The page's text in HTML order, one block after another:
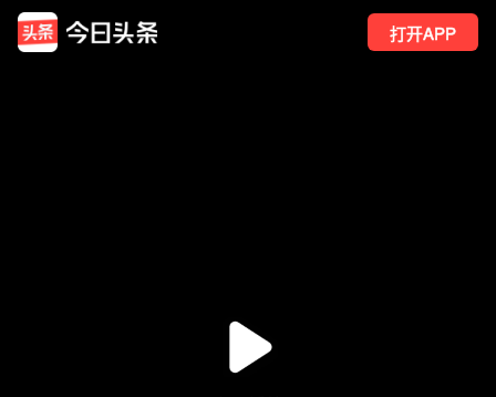
打开APP